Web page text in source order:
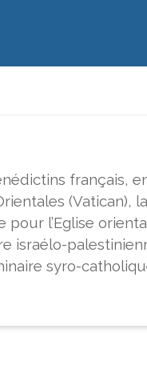
français,
(Vatican),
pour l’Eglise
israélo-
syro-